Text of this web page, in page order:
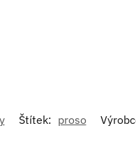
Štítek: proso